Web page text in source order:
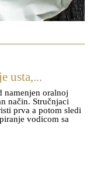
usta,...
namenjen oralnoj
način. Stručnjaci
prva a potom sledi
vodicom sa